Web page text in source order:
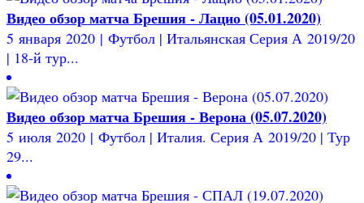
Видео обзор матча Брешия - Лацио (05.01.2020)
5 января 2020 | Футбол | Итальянская Серия А 2019/20
| 18-й тур...
Видео обзор матча Брешия - Верона (05.07.2020)
5 июля 2020 | Футбол | Италия. Серия А 2019/20 | Тур
29...